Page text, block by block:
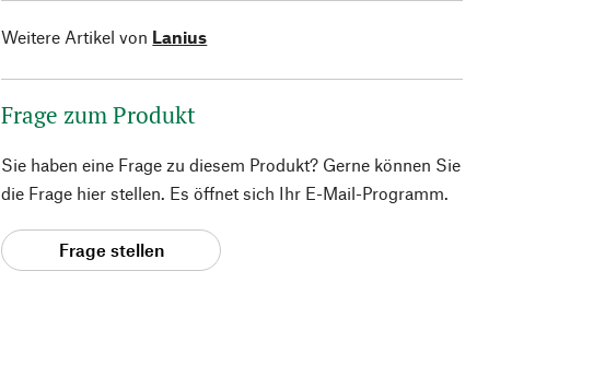
Weitere Artikel von Lanius
Frage zum Produkt
Sie haben eine Frage zu diesem Produkt? Gerne können Sie
die Frage hier stellen. Es öffnet sich Ihr E-Mail-Programm.
Frage stellen